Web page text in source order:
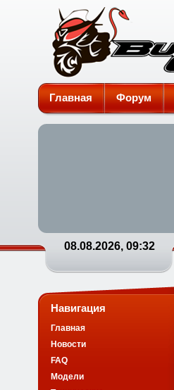
Burgman-Club
Главная Форум
08.08.2026, 09:32
Навигация
Главная
Новости
FAQ
Модели